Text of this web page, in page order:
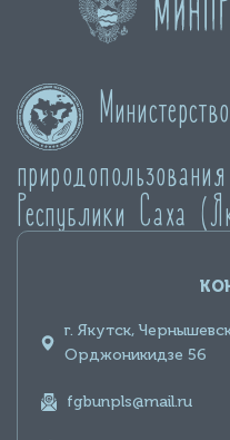
Республики Саха
г. Якутск,
Орджоникидзе 56
fgbunpls@mail.ru